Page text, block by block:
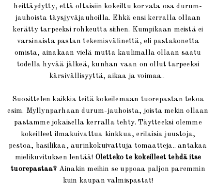
heittäydytty, että oltaisiin kokeiltu korvata osa durum-
jauhoista täysjyväjauhoilla. Ehkä ensi kerralla ollaan
kerätty tarpeeksi rohkeutta siihen. Kumpikaan meistä ei
varsinaista pastan tekemisvälinettä, eli pastakonetta
omista, ainakaan vielä mutta kaulimalla ollaan saatu
todella hyvää jälkeä, kunhan vaan on ollut tarpeeksi
kärsivällisyyttä, aikaa ja voimaa..
Suosittelen kaikkia teitä kokeilemaan tuorepastan tekoa
esim. Myllynparhaan durum-jauhoista, joista mekin ollaan
pastamme jokaisella kerralla tehty. Täytteeksi olemme
kokeilleet ilmakuivattua kinkkua, erilaisia juustoja,
pestoa, basilikaa, aurinkokuivattuja tomaatteja.. antakaa
mielikuvituksen lentää! Oletteko te kokeilleet tehdä itse
tuorepastaa? Ainakin meihin se uppoaa paljon paremmin
kuin kaupan valmispastat!